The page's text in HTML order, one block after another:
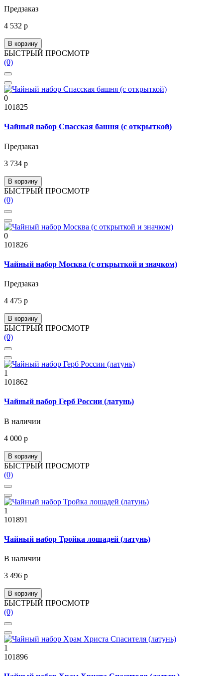
Предзаказ
4 532 р
В корзину
БЫСТРЫЙ ПРОСМОТР
(0)
0
101825
Чайный набор Спасская башня (с открыткой)
Предзаказ
3 734 р
В корзину
БЫСТРЫЙ ПРОСМОТР
(0)
0
101826
Чайный набор Москва (с открыткой и значком)
Предзаказ
4 475 р
В корзину
БЫСТРЫЙ ПРОСМОТР
(0)
1
101862
Чайный набор Герб России (латунь)
В наличии
4 000 р
В корзину
БЫСТРЫЙ ПРОСМОТР
(0)
1
101891
Чайный набор Тройка лошадей (латунь)
В наличии
3 496 р
В корзину
БЫСТРЫЙ ПРОСМОТР
(0)
1
101896